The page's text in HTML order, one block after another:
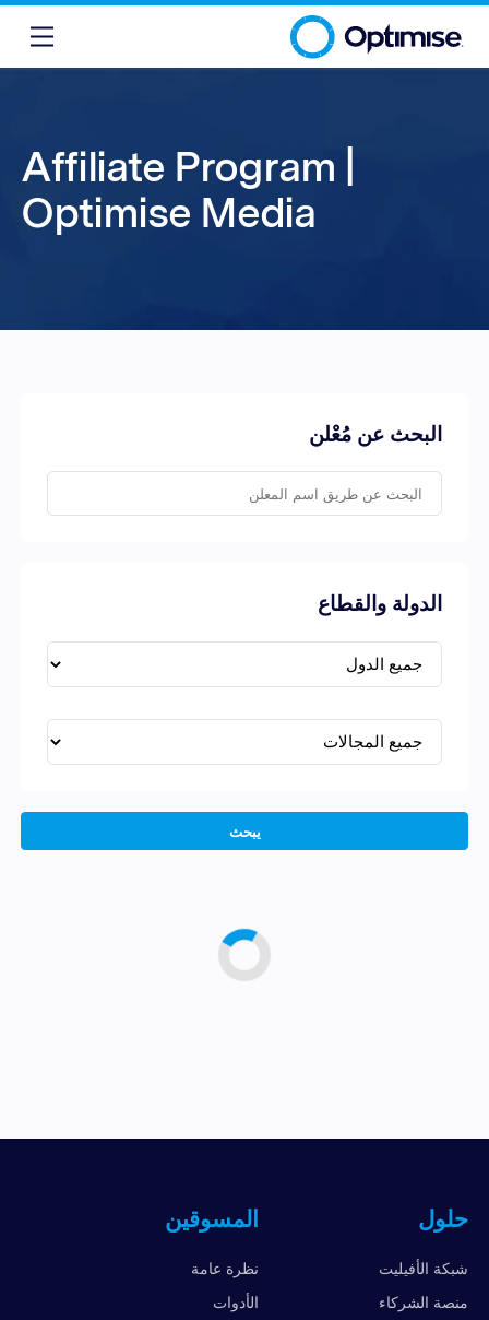
Affiliate Program |
Optimise Media
البحث عن مُعْلن
الدولة والقطاع
يبحث
حلول
شبكة الأفيليت
منصة الشركاء
المسوقين
نظرة عامة
الأدوات